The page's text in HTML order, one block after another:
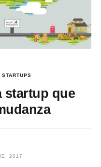
STARTUPS
startup que
2017